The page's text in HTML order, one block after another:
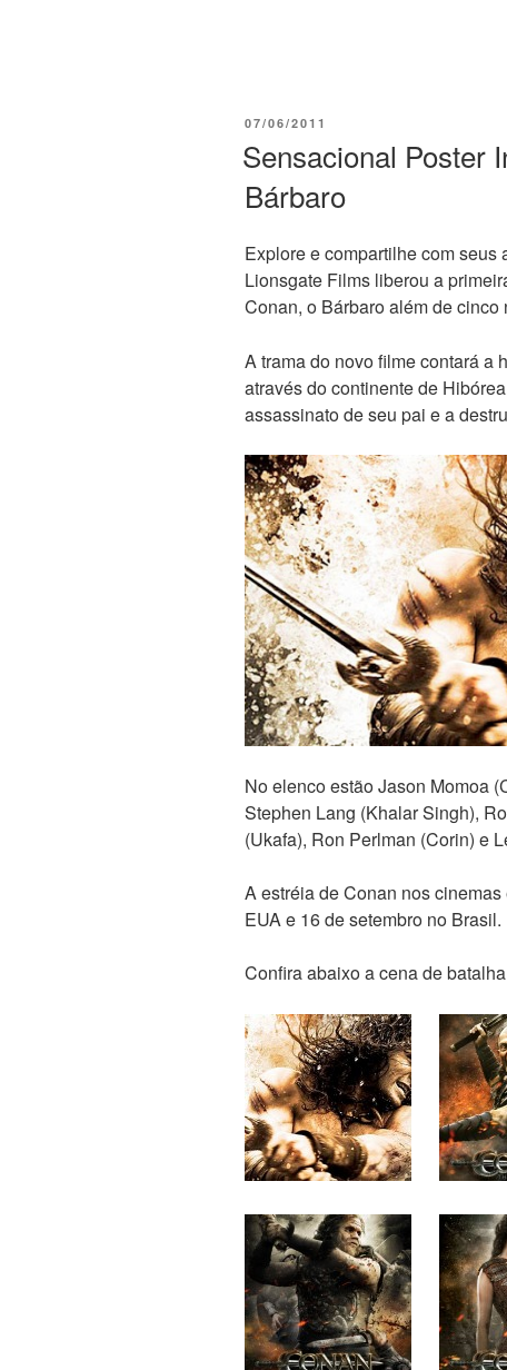
PUBLICADO
07/06/2011
Sensacional Poster
Bárbaro
Explore e compartilhe com
Lionsgate Films liberou a
Conan, o Bárbaro além de cinco
A trama do novo filme contará a
através do continente de
assassinato de seu pai e a
No elenco estão Jason Momoa
Stephen Lang (Khalar Singh),
(Ukafa), Ron Perlman (Corin) e
A estréia de Conan nos
EUA e 16 de setembro no Brasil.
Confira abaixo a cena de